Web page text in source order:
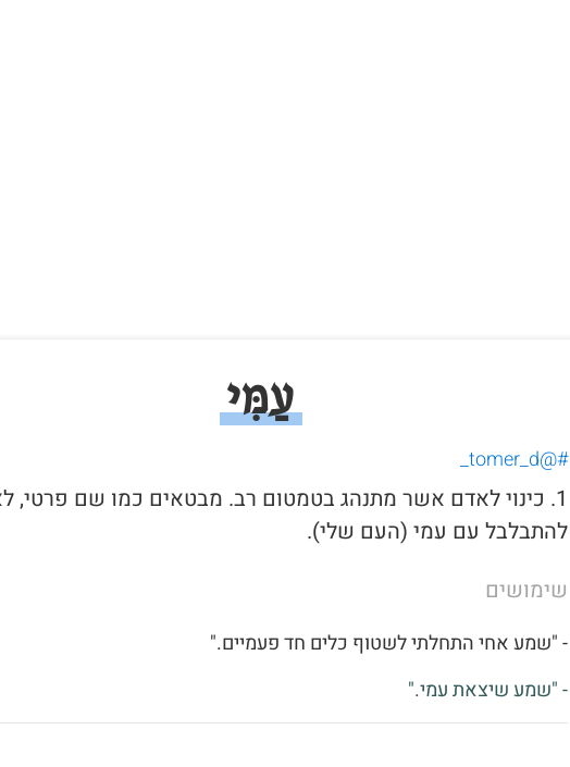
עַמִּי
#@tomer_d_
1. כינוי לאדם אשר מתנהג בטמטום רב. מבטאים כמו שם פרטי,
להתבלבל עם עמי (העם שלי).
שימושים
- "שמע אחי התחלתי לשטוף כלים חד פעמיים."
- "שמע שיצאת עמי."